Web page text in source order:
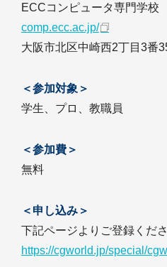
ECCコンピュータ専門学校
comp.ecc.ac.jp/
大阪市北区中崎西2丁目3番
＜参加対象＞
学生、プロ、教職員
＜参加費＞
無料
＜申し込み＞
下記ページよりご登録くださ
https://cgworld.jp/special/